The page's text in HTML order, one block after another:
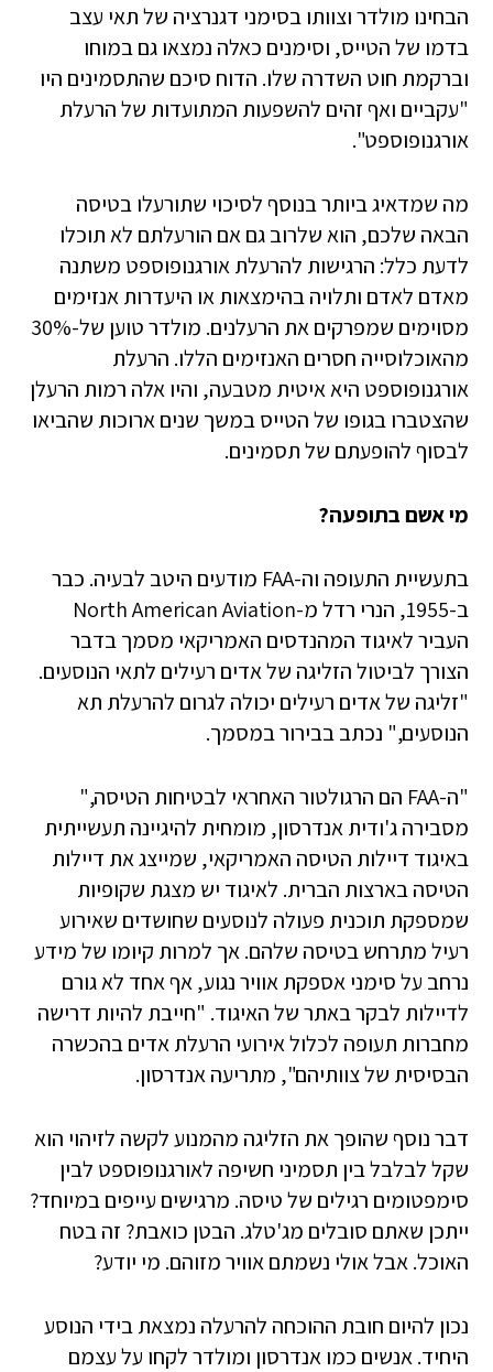
הבחינו מולדר וצוותו בסימני דגנרציה של תאי עצב
בדמו של הטייס, וסימנים כאלה נמצאו גם במוחו
וברקמת חוט השדרה שלו. הדוח סיכם שהתסמינים היו
"עקביים ואף זהים להשפעות המתועדות של הרעלת
אורגנופוספט".
מה שמדאיג ביותר בנוסף לסיכוי שתורעלו בטיסה
הבאה שלכם, הוא שלרוב גם אם הורעלתם לא תוכלו
לדעת כלל: הרגישות להרעלת אורגנופוספט משתנה
מאדם לאדם ותלויה בהימצאות או היעדרות אנזימים
מסוימים שמפרקים את הרעלנים. מולדר טוען של-30%
מהאוכלוסייה חסרים האנזימים הללו. הרעלת
אורגנופוספט היא איטית מטבעה, והיו אלה רמות הרעלן
שהצטברו בגופו של הטייס במשך שנים ארוכות שהביאו
לבסוף להופעתם של תסמינים.
מי אשם בתופעה?
בתעשיית התעופה וה-FAA מודעים היטב לבעיה. כבר
ב-1955, הנרי רדל מ-North American Aviation
העביר לאיגוד המהנדסים האמריקאי מסמך בדבר
הצורך לביטול הזליגה של אדים רעילים לתאי הנוסעים.
"זליגה של אדים רעילים יכולה לגרום להרעלת תא
הנוסעים," נכתב בבירור במסמך.
"ה-FAA הם הרגולטור האחראי לבטיחות הטיסה,"
מסבירה ג'ודית אנדרסון, מומחית להיגיינה תעשייתית
באיגוד דיילות הטיסה האמריקאי, שמייצג את דיילות
הטיסה בארצות הברית. לאיגוד יש מצגת שקופיות
שמספקת תוכנית פעולה לנוסעים שחושדים שאירוע
רעיל מתרחש בטיסה שלהם. אך למרות קיומו של מידע
נרחב על סימני אספקת אוויר נגוע, אף אחד לא גורם
לדיילות לבקר באתר של האיגוד. "חייבת להיות דרישה
מחברות תעופה לכלול אירועי הרעלת אדים בהכשרה
הבסיסית של צוותיהם", מתריעה אנדרסון.
דבר נוסף שהופך את הזליגה מהמנוע לקשה לזיהוי הוא
שקל לבלבל בין תסמיני חשיפה לאורגנופוספט לבין
סימפטומים רגילים של טיסה. מרגישים עייפים במיוחד?
ייתכן שאתם סובלים מג'טלג. הבטן כואבת? זה בטח
האוכל. אבל אולי נשמתם אוויר מזוהם. מי יודע?
נכון להיום חובת ההוכחה להרעלה נמצאת בידי הנוסע
היחיד. אנשים כמו אנדרסון ומולדר לקחו על עצמם